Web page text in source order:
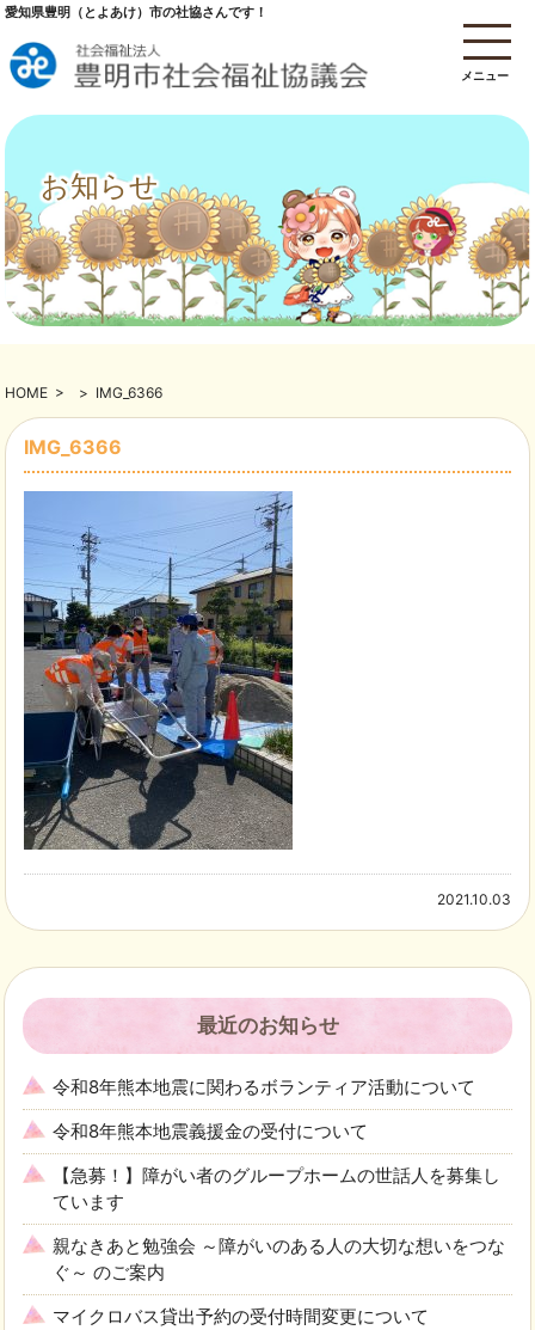
メニュー
愛知県豊明（とよあけ）市の社協さんです！
お知らせ
HOME > > IMG_6366
IMG_6366
2021.10.03
最近のお知らせ
令和8年熊本地震に関わるボランティア活動について
令和8年熊本地震義援金の受付について
【急募！】障がい者のグループホームの世話人を募集し
ています
親なきあと勉強会 ～障がいのある人の大切な想いをつな
ぐ～ のご案内
マイクロバス貸出予約の受付時間変更について